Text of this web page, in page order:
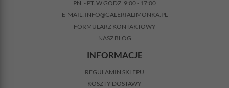
PN. - PT. W GODZ. 9:00 - 17:00
E-MAIL: INFO@GALERIALIMONKA.PL
FORMULARZ KONTAKTOWY
NASZ BLOG
INFORMACJE
REGULAMIN SKLEPU
KOSZTY DOSTAWY